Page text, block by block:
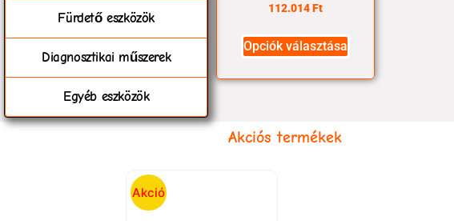
Fürdető eszközök
Diagnosztikai műszerek
Egyéb eszközök
112.014Ft
Opciók választása
Akciós termékek
Akció